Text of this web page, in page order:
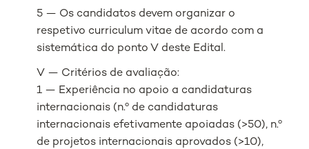
5 — Os candidatos devem organizar o
respetivo curriculum vitae de acordo com a
sistemática do ponto V deste Edital.
V — Critérios de avaliação:
1 — Experiência no apoio a candidaturas
internacionais (n.º de candidaturas
internacionais efetivamente apoiadas (>50), n.º
de projetos internacionais aprovados (>10),